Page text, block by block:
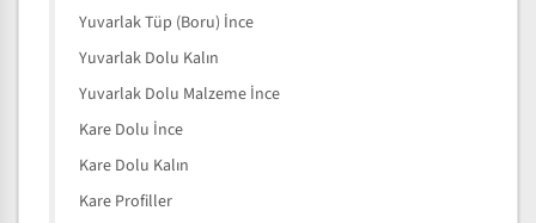
Yuvarlak Tüp (Boru) İnce
Yuvarlak Dolu Kalın
Yuvarlak Dolu Malzeme İnce
Kare Dolu İnce
Kare Dolu Kalın
Kare Profiller